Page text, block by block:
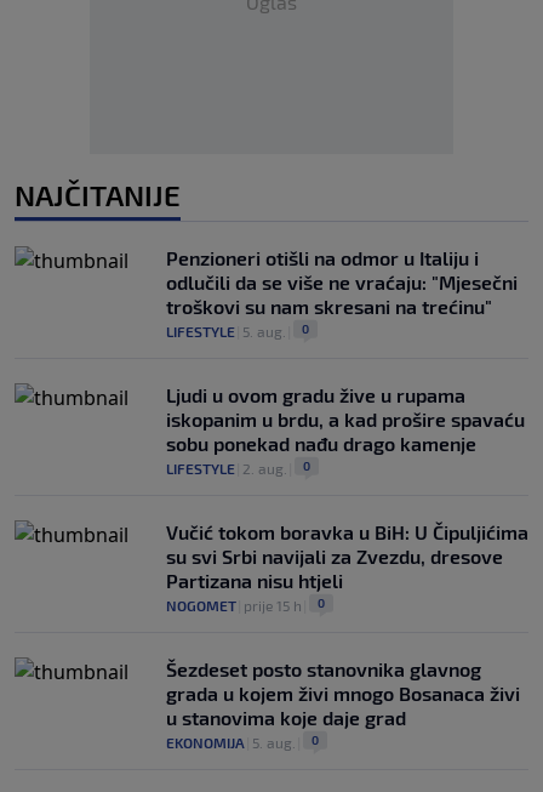
NAJČITANIJE
Penzioneri otišli na odmor u Italiju i
odlučili da se više ne vraćaju: "Mjesečni
troškovi su nam skresani na trećinu"
LIFESTYLE 5. aug. 0
Ljudi u ovom gradu žive u rupama
iskopanim u brdu, a kad prošire spavaću
sobu ponekad nađu drago kamenje
LIFESTYLE 2. aug. 0
Vučić tokom boravka u BiH: U Čipuljićima
su svi Srbi navijali za Zvezdu, dresove
Partizana nisu htjeli
NOGOMET prije 15 h 0
Šezdeset posto stanovnika glavnog
grada u kojem živi mnogo Bosanaca živi
u stanovima koje daje grad
EKONOMIJA 5. aug. 0